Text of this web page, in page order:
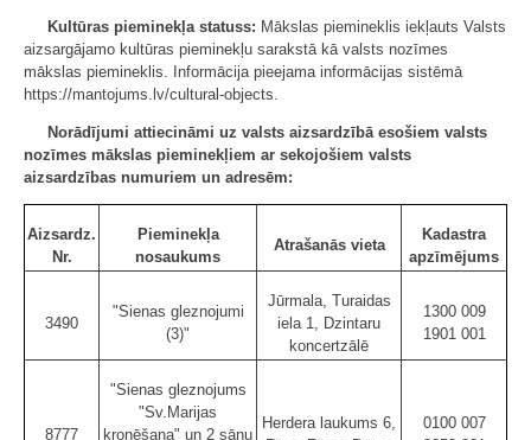
Kultūras pieminekļa statuss: Mākslas piemineklis iekļauts Valsts
aizsargājamo kultūras pieminekļu sarakstā kā valsts nozīmes
mākslas piemineklis. Informācija pieejama informācijas sistēmā
https://mantojums.lv/cultural-objects.
Norādījumi attiecināmi uz valsts aizsardzībā esošiem valsts
nozīmes mākslas pieminekļiem ar sekojošiem valsts
aizsardzības numuriem un adresēm:
Aizsardz.
Nr.
Pieminekļa
nosaukums
Atrašanās vieta
Kadastra
apzīmējums
3490
"Sienas gleznojumi
(3)"
Jūrmala, Turaidas
iela 1, Dzintaru
koncertzālē
1300 009
1901 001
8777
"Sienas gleznojums
"Sv.Marijas
kronēšana" un 2 sānu
Herdera laukums 6,
0100 007